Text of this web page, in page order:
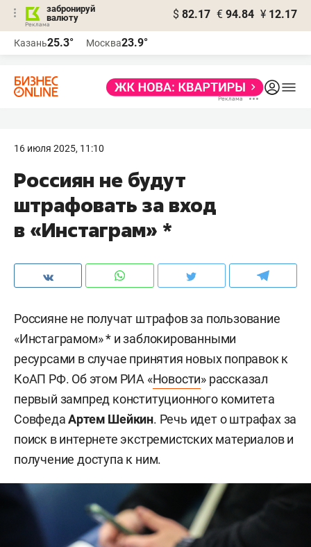
забронируй
валюту
$ 82.17 € 94.84 ¥ 12.17
Казань25.3° Москва23.9°
16 июля 2025, 11:10
Россиян не будут
штрафовать за вход
в «Инстаграм» *
Россияне не получат штрафов за пользование
«Инстаграмом» * и заблокированными
ресурсами в случае принятия новых поправок к
КоАП РФ. Об этом РИА «Новости» рассказал
первый зампред конституционного комитета
СовфедаАртем Шейкин. Речь идет о штрафах за
поиск в интернете экстремистских материалов и
получение доступа к ним.